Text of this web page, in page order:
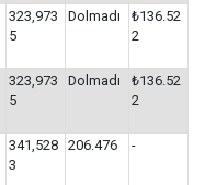
323,973
5
Dolmadı
₺136.52
2
323,973
5
Dolmadı
₺136.52
2
341,528
3
206.476 -